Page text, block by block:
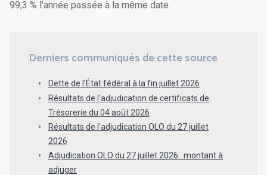
99,3 % l'année passée à la même date.
Derniers communiqués de cette source
Dette de l’État fédéral à la fin juillet 2026
Résultats de l'adjudication de certificats de
Trésorerie du 04 août 2026
Résultats de l'adjudication OLO du 27 juillet
2026
Adjudication OLO du 27 juillet 2026 : montant à
adjuger